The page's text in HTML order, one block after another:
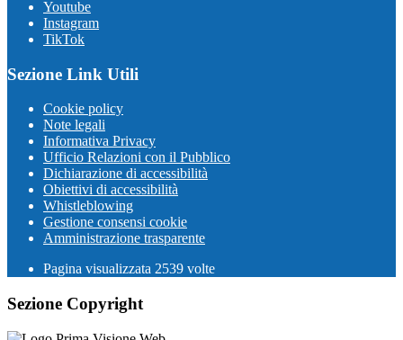
Youtube
Instagram
TikTok
Sezione Link Utili
Cookie policy
Note legali
Informativa Privacy
Ufficio Relazioni con il Pubblico
Dichiarazione di accessibilità
Obiettivi di accessibilità
Whistleblowing
Gestione consensi cookie
Amministrazione trasparente
Pagina visualizzata 2539 volte
Sezione Copyright